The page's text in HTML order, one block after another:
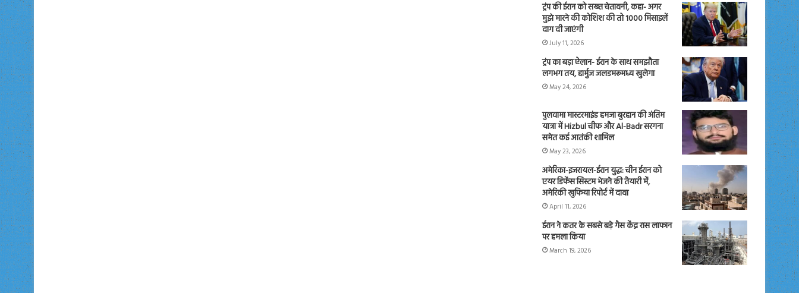
ट्रंप की ईरान को सख्त चेतावनी, कहा- अगर
मुझे मारने की कोशिश की तो 1000 मिसाइलें
दाग दी जाएंगी
July 11, 2026
ट्रंप का बड़ा ऐलान- ईरान के साथ समझौता
लगभग तय, हार्मुज जलडमरूमध्य खुलेगा
May 24, 2026
पुलवामा मास्टरमाइंड हमजा बुरहान की अंतिम
यात्रा में Hizbul चीफ और Al-Badr सरगना
समेत कई आतंकी शामिल
May 23, 2026
अमेरिका-इजरायल-ईरान युद्ध: चीन ईरान को
एयर डिफेंस सिस्टम भेजने की तैयारी में,
अमेरिकी खुफिया रिपोर्ट में दावा
April 11, 2026
ईरान ने कतर के सबसे बड़े गैस केंद्र रास लाफान
पर हमला किया
March 19, 2026